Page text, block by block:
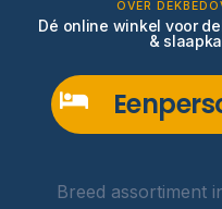
OVER
Dé online winkel voor
&
Breed assortiment